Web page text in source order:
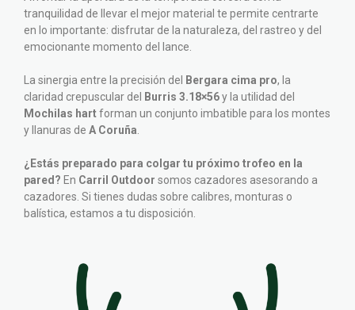
tranquilidad de llevar el mejor material te permite centrarte
en lo importante: disfrutar de la naturaleza, del rastreo y del
emocionante momento del lance.
La sinergia entre la precisión del Bergara cima pro, la
claridad crepuscular del
Burris 3.18×56y la utilidad del
Mochilas hartforman un conjunto imbatible para los montes
y llanuras de A Coruña
¿Estás preparado para colgar tu próximo trofeo en la
pared? En Carril Outdoor somos cazadores asesorando a
cazadores. Si tienes dudas sobre calibres, monturas o
balística, estamos a tu disposición.